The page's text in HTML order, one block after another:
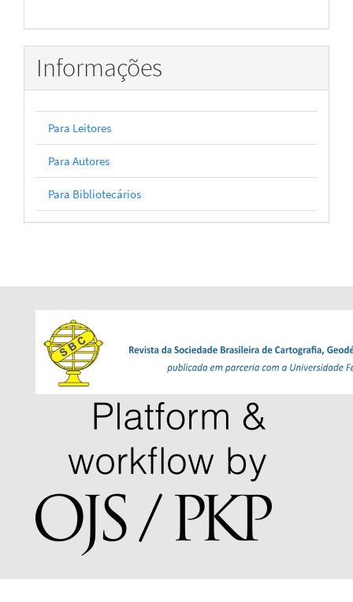
Informações
Para Leitores
Para Autores
Para Bibliotecários